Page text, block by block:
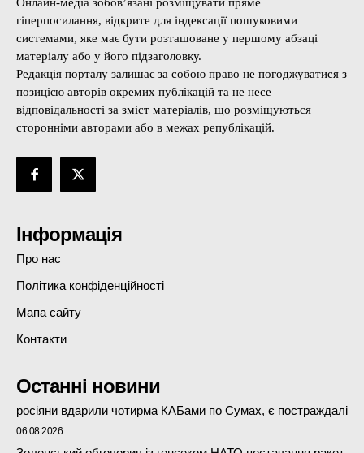
гіперпосилання, відкрите для індексації пошуковими
системами, яке має бути розташоване у першому абзаці
матеріалу або у його підзаголовку.
Редакція порталу залишає за собою право не погоджуватися з
позицією авторів окремих публікацій та не несе
відповідальності за зміст матеріалів, що розміщуються
сторонніми авторами або в межах републікацій.
Інформація
Про нас
Політика конфіденційності
Мапа сайту
Контакти
Останні новини
росіяни вдарили чотирма КАБами по Сумах, є постраждалі
06.08.2026